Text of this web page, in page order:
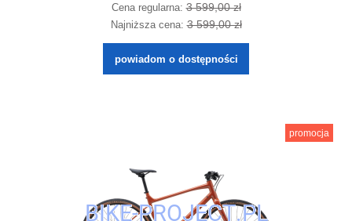
Cena regularna:3 599,00 zł
Najniższa cena:3 599,00 zł
powiadom o dostępności
promocja